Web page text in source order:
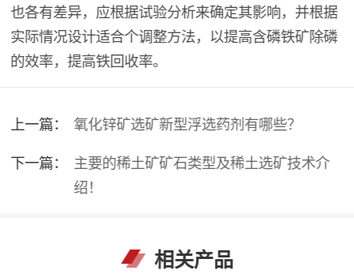
也各有差异，应根据试验分析来确定其影响，并根据
实际情况设计适合个调整方法，以提高含磷铁矿除磷
的效率，提高铁回收率。
上一篇：
氧化锌矿选矿新型浮选药剂有哪些？
下一篇：
主要的稀土矿矿石类型及稀土选矿技术介
绍！
相关产品